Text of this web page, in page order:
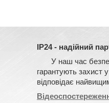
IP24 - надійний
У наш час безпека
гарантують захист
відповідає